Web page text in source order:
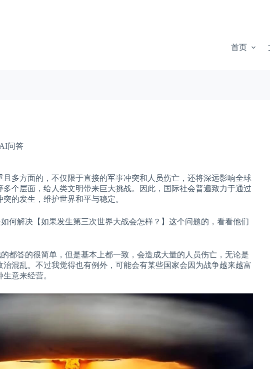
首页
AI问答
多方面的，不仅限于直接的军事冲突和人员伤亡，还将深远影响全球
个层面，给人类文明带来巨大挑战。因此，国际社会普遍致力于通过
的发生，维护世界和平与稳定。
何解决【如果发生第三次世界大战会怎样？】这个问题的，看看他们
都答的很简单，但是基本上都一致，会造成大量的人员伤亡，无论是
混乱。不过我觉得也有例外，可能会有某些国家会因为战争越来越富
意来经营。